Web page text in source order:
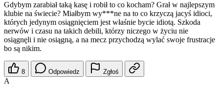
Gdybym zarabiał taką kasę i robił to co kocham? Grał w najlepszym
klubie na świecie? Miałbym wy***ne na to co krzyczą jacyś idioci,
których jedynym osiągnięciem jest właśnie bycie idiotą. Szkoda
nerwów i czasu na takich debili, którzy niczego w życiu nie
osiągnęli i nie osiągną, a na mecz przychodzą wylać swoje frustracje
bo są nikim.
8 Odpowiedz Zgłoś
A